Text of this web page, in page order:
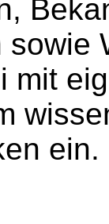
sowie
mit
ein.